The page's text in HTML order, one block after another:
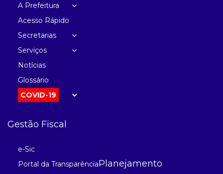
A Prefeitura
Acesso Rápido
Secretarias
Serviços
Notícias
Glossário
COVID-19
Gestão Fiscal
e-Sic
Portal da TransparênciaPlanejamento